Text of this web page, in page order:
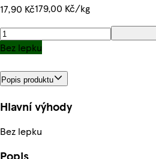
17,90 Kč179,00 Kč/kg
Bez lepku
Popis produktu
Hlavní výhody
Bez lepku